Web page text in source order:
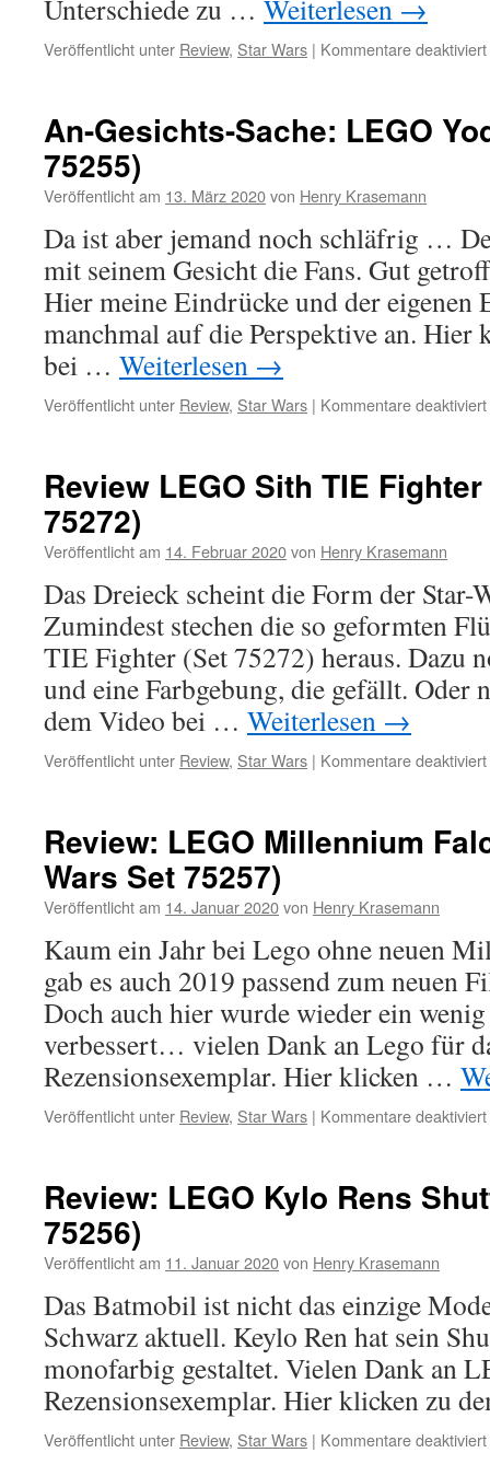
Unterschiede zu … Weiterlesen →
Veröffentlicht unter Review, Star Wars | Kommentare deaktiviert
An-Gesichts-Sache: LEGO
75255)
Veröffentlicht am 13. März 2020von Henry Krasemann
Da ist aber jemand noch schläfrig …
mit seinem Gesicht die Fans. Gut
Hier meine Eindrücke und der eigenen
manchmal auf die Perspektive an. Hier
bei … Weiterlesen →
Veröffentlicht unter Review, Star Wars | Kommentare deaktiviert
Review LEGO Sith TIE
75272)
Veröffentlicht am 14. Februar 2020von Henry Krasemann
Das Dreieck scheint die Form der Star-
Zumindest stechen die so geformten
TIE Fighter (Set 75272) heraus. Dazu
und eine Farbgebung, die gefällt. Oder
dem Video bei … Weiterlesen →
Veröffentlicht unter Review, Star Wars | Kommentare deaktiviert
Review: LEGO Millennium
Wars Set 75257)
Veröffentlicht am 14. Januar 2020von Henry Krasemann
Kaum ein Jahr bei Lego ohne neuen
gab es auch 2019 passend zum neuen
Doch auch hier wurde wieder ein
verbessert… vielen Dank an Lego für
Rezensionsexemplar. Hier klicken …
Veröffentlicht unter Review, Star Wars | Kommentare deaktiviert
Review: LEGO Kylo Rens
75256)
Veröffentlicht am 11. Januar 2020von Henry Krasemann
Das Batmobil ist nicht das einzige
Schwarz aktuell. Keylo Ren hat sein
monofarbig gestaltet. Vielen Dank an
Rezensionsexemplar. Hier klicken zu
Veröffentlicht unter Review, Star Wars | Kommentare deaktiviert